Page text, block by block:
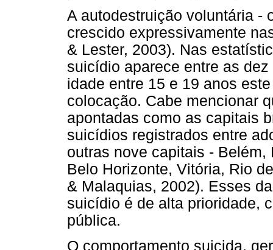
A autodestruição voluntária -
crescido expressivamente
& Lester, 2003). Nas
suicídio aparece entre as
idade entre 15 e 19 anos
colocação. Cabe mencionar
apontadas como as capitais
suicídios registrados entre
outras nove capitais -
Belo Horizonte, Vitória, Rio
& Malaquias, 2002). Esses
suicídio é de alta prioridade,
pública.
O comportamento suicida,